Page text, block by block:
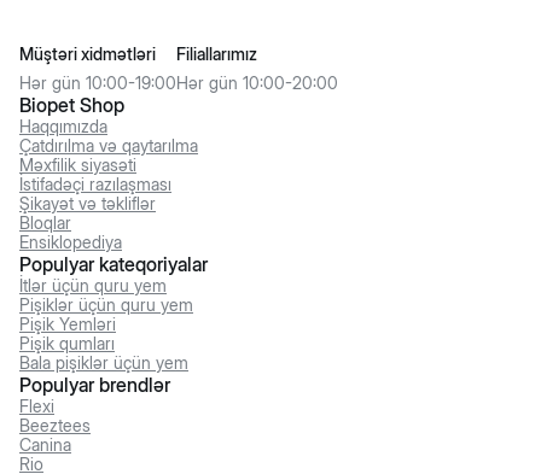
Biopet Shop
Haqqımızda
Çatdırılma və qaytarılma
Məxfilik siyasəti
İstifadəçi razılaşması
Şikayət və təkliflər
Bloqlar
Ensiklopediya
Müştəri xidmətləri
Hər gün 10:00-19:00
Filiallarımız
Hər gün 10:00-20:00
Populyar kateqoriyalar
İtlər üçün quru yem
Pişiklər üçün quru yem
Pişik Yemləri
Pişik qumları
Bala pişiklər üçün yem
Populyar brendlər
Flexi
Beeztees
Canina
Rio